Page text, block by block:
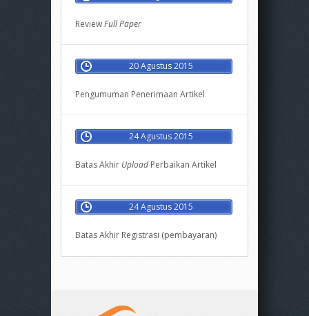
ReviewFull Paper
20 Agustus 2015
Pengumuman Penerimaan Artikel
24 Agustus 2015
Batas Akhir Upload Perbaikan Artikel
24 Agustus 2015
Batas Akhir Registrasi (pembayaran)